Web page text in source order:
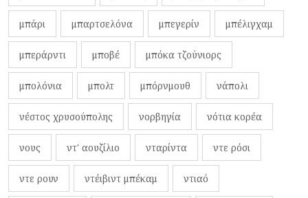
μπάρι μπαρτσελόνα μπεγερίν μπέλιγχαμ
μπεράρντι μποβέ μπόκα τζούνιορς
μπολόνια μπολτ μπόρνμουθ νάπολι
νέστος χρυσούπολης νορβηγία νότια κορέα
νους ντ' αουζίλιο νταρίντα ντε ρόσι
ντε ρουν ντέιβιντ μπέκαμ ντιαό